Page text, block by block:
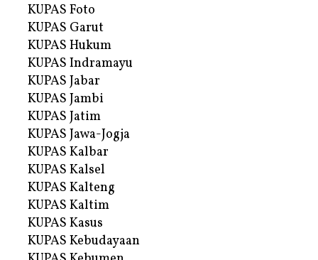
KUPAS Foto
KUPAS Garut
KUPAS Hukum
KUPAS Indramayu
KUPAS Jabar
KUPAS Jambi
KUPAS Jatim
KUPAS Jawa-Jogja
KUPAS Kalbar
KUPAS Kalsel
KUPAS Kalteng
KUPAS Kaltim
KUPAS Kasus
KUPAS Kebudayaan